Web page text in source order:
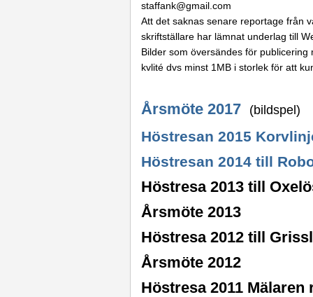
staffank@gmail.com
Att det saknas senare reportage från
skriftställare har lämnat underlag till
Bilder som översändes för
kvlité dvs minst 1MB i storlek för att
Årsmöte 2017 (bildspel)
Höstresan 2015
Höstresan 2014 till
Höstresa 2013 till
Årsmöte 2013
Höstresa 2012 till
Årsmöte 2012
Höstresa 2011 Mälaren